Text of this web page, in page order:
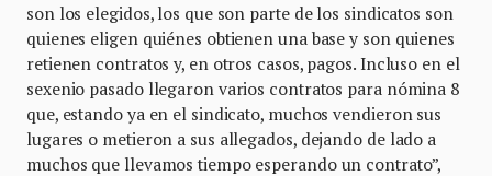
son los elegidos, los que son parte de los sindicatos son
quienes eligen quiénes obtienen una base y son quienes
retienen contratos y, en otros casos, pagos. Incluso en el
sexenio pasado llegaron varios contratos para nómina 8
que, estando ya en el sindicato, muchos vendieron sus
lugares o metieron a sus allegados, dejando de lado a
muchos que llevamos tiempo esperando un contrato”,